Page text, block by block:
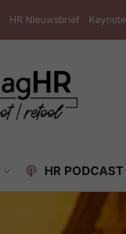
HR Nieuwsbrief Keynote
HR PODCAST